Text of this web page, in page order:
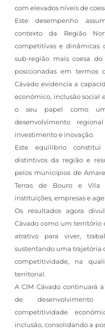
com elevados níveis de
Este desempenho
contexto da Região
competitivas e dinâmicas
sub-região mais coesa
posicionadas em termos
Cávado evidencia a
económico, inclusão social
o seu papel como
desenvolvimento
investimento e inovação.
Este equilíbrio
distintivos da região e
pelos municípios de
Terras de Bouro e Vila
instituições, empresas e
Os resultados agora
Cávado como um território
atrativo para viver,
sustentando uma trajetória
competitividade, na
territorial.
A CIM Cávado continuará
de
competitividade
inclusão, consolidando a